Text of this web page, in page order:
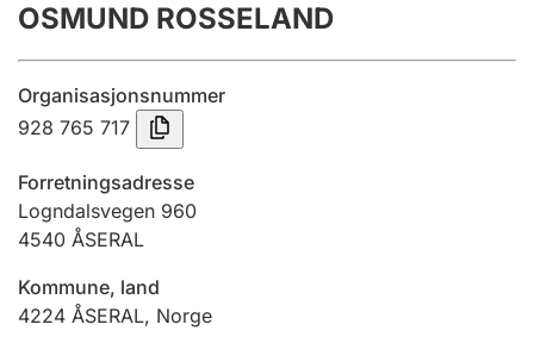
Årsrekneskap
Innsending og forseinkingsgebyr
Tinglysing
Jeger
OSMUND ROSSELAND
Organisasjonsnummer
928 765 717
Forretningsadresse
Logndalsvegen 960
4540 ÅSERAL
Kommune, land
4224 ÅSERAL, Norge